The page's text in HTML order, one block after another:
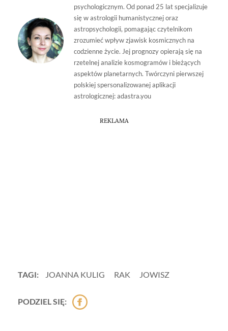
psychologicznym. Od ponad 25 lat specjalizuje
się w astrologii humanistycznej oraz
astropsychologii, pomagając czytelnikom
zrozumieć wpływ zjawisk kosmicznych na
codzienne życie. Jej prognozy opierają się na
rzetelnej analizie kosmogramów i bieżących
aspektów planetarnych. Twórczyni pierwszej
polskiej spersonalizowanej aplikacji
astrologicznej: adastra.you
REKLAMA
TAGI: JOANNA KULIG RAK JOWISZ
PODZIEL SIĘ: